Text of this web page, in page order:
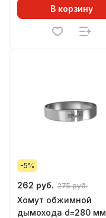
В корзину
-5%
262 руб. 275 руб.
Хомут обжимной
дымохода d=280 мм,